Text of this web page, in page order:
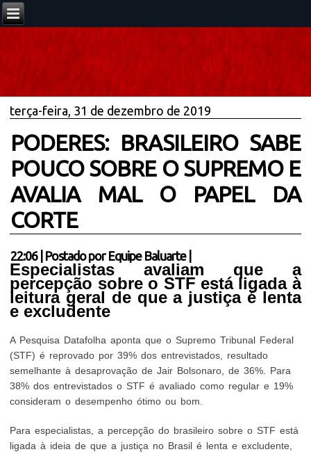
terça-feira, 31 de dezembro de 2019
PODERES: BRASILEIRO SABE
POUCO SOBRE O SUPREMO E
AVALIA MAL O PAPEL DA
CORTE
22:06| Postado por Equipe Baluarte
Especialistas avaliam que a
percepção sobre o STF está ligada à
leitura geral de que a justiça é lenta
e excludente
A Pesquisa Datafolha aponta que o Supremo Tribunal Federal
(STF) é reprovado por 39% dos entrevistados, resultado
semelhante à desaprovação de Jair Bolsonaro, de 36%. Para
38% dos entrevistados o STF é avaliado como regular e 19%
consideram o desempenho ótimo ou bom.
Para especialistas, a percepção do brasileiro sobre o STF está
ligada à ideia de que a justiça no Brasil é lenta e excludente,